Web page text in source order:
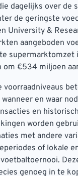
dagelijks over de
de geringste
University &
aangeboden
om €534 miljoen
en waar
en
worden
met andere
of lokale
genoeg in te